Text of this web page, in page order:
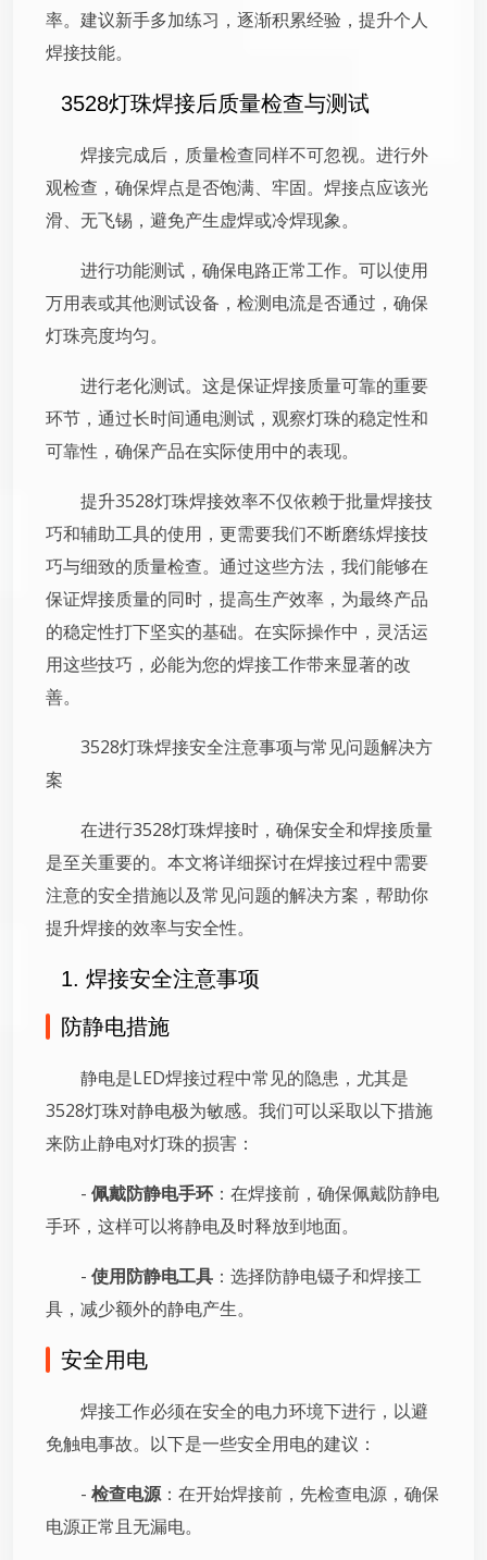
率。建议新手多加练习，逐渐积累经验，提升个人
焊接技能。
3528灯珠焊接后质量检查与测试
焊接完成后，质量检查同样不可忽视。进行外
观检查，确保焊点是否饱满、牢固。焊接点应该光
滑、无飞锡，避免产生虚焊或冷焊现象。
进行功能测试，确保电路正常工作。可以使用
万用表或其他测试设备，检测电流是否通过，确保
灯珠亮度均匀。
进行老化测试。这是保证焊接质量可靠的重要
环节，通过长时间通电测试，观察灯珠的稳定性和
可靠性，确保产品在实际使用中的表现。
提升3528灯珠焊接效率不仅依赖于批量焊接技
巧和辅助工具的使用，更需要我们不断磨练焊接技
巧与细致的质量检查。通过这些方法，我们能够在
保证焊接质量的同时，提高生产效率，为最终产品
的稳定性打下坚实的基础。在实际操作中，灵活运
用这些技巧，必能为您的焊接工作带来显著的改
善。
3528灯珠焊接安全注意事项与常见问题解决方
案
在进行3528灯珠焊接时，确保安全和焊接质量
是至关重要的。本文将详细探讨在焊接过程中需要
注意的安全措施以及常见问题的解决方案，帮助你
提升焊接的效率与安全性。
1. 焊接安全注意事项
防静电措施
静电是LED焊接过程中常见的隐患，尤其是
3528灯珠对静电极为敏感。我们可以采取以下措施
来防止静电对灯珠的损害：
- 佩戴防静电手环：在焊接前，确保佩戴防静电
手环，这样可以将静电及时释放到地面。
- 使用防静电工具 ：选择防静电镊子和焊接工
具，减少额外的静电产生。
安全用电
焊接工作必须在安全的电力环境下进行，以避
免触电事故。以下是一些安全用电的建议：
- 检查电源：在开始焊接前，先检查电源，确保
电源正常且无漏电。